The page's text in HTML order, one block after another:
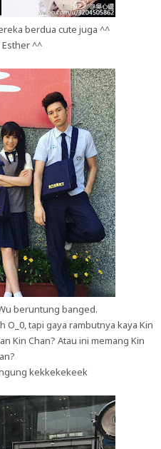
berdua cute juga ^^
^^
beruntung banged.
O_0, tapi gaya rambutnya kaya Kin
Kin Chan? Atau ini memang Kin
kekkekekeek